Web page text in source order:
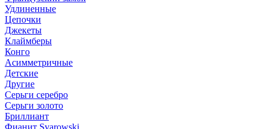
Удлиненные
Цепочки
Джекеты
Клаймберы
Конго
Асимметричные
Детские
Другие
Серьги серебро
Серьги золото
Бриллиант
Фианит Svarowski